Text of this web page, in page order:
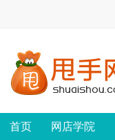
首页 网店学院